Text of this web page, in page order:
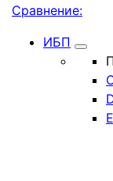
Сравнение:
ИБП